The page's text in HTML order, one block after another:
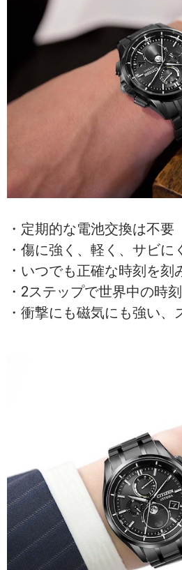
・定期的な電池交換は不要
・傷に強く、軽く、サビに
・いつでも正確な時刻を刻
・2ステップで世界中の時
・衝撃にも磁気にも強い、